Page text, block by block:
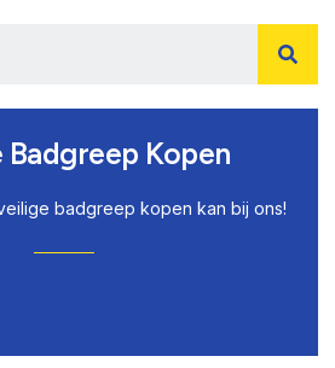
Badgreep Kopen
badgreep kopen kan bij ons!